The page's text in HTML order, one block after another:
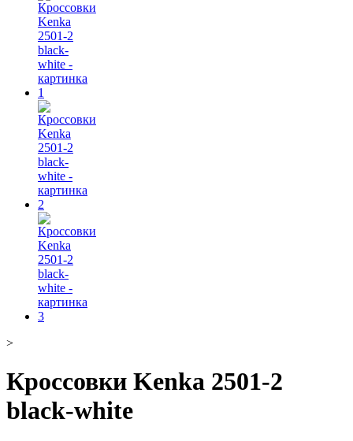
>
Кроссовки Kenka 2501-2
black-white